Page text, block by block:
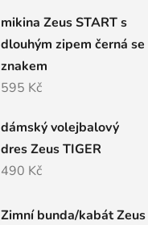
mikina Zeus START s
dlouhým zipem černá se
znakem
595 Kč
dámský volejbalový
dres Zeus TIGER
490 Kč
Zimní bunda/kabát Zeus